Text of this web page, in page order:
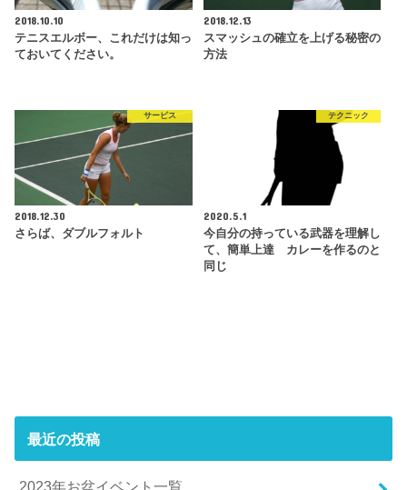
2018.10.10
テニスエルボー、これだけは知っ
ておいてください。
2018.12.13
スマッシュの確立を上げる秘密の
方法
サービス
2018.12.30
さらば、ダブルフォルト
テクニック
2020.5.1
今自分の持っている武器を理解し
て、簡単上達 カレーを作るのと
同じ
最近の投稿